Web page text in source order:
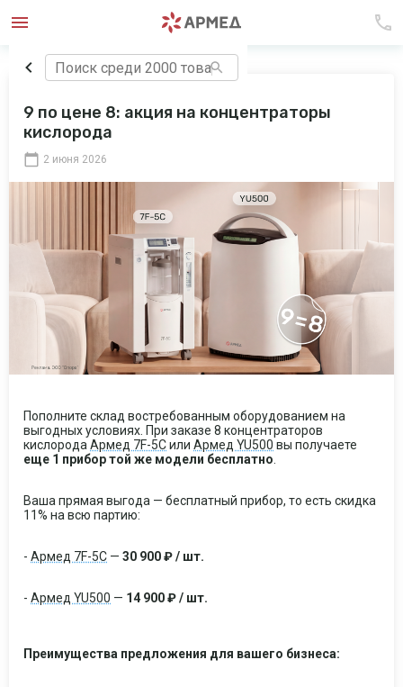
9 по цене 8: акция на концентраторы
кислорода
2 июня 2026
Пополните склад востребованным оборудованием на
выгодных условиях. При заказе 8 концентраторов
кислорода Армед 7F-5Cили Армед YU500 вы получаете
еще 1 прибор той же модели бесплатно
Ваша прямая выгода — бесплатный прибор, то есть скидка
11% на всю партию:
- Армед 7F-5C — 30 900 ₽ / шт.
- Армед YU500 — 14 900 ₽ / шт.
Преимущества предложения для вашего бизнеса: